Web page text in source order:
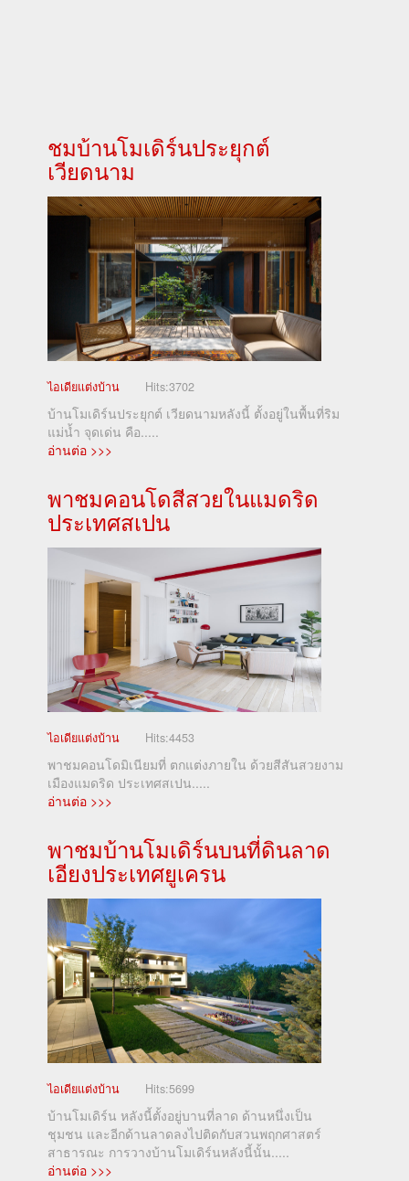
ชมบ้านโมเดิร์นประยุกต์
เวียดนาม
ไอเดียแต่งบ้าน Hits:3702
บ้านโมเดิร์นประยุกต์ เวียดนามหลังนี้ ตั้งอยู่ในพื้นที่ริม
แม่น้ำ จุดเด่น คือ.....
อ่านต่อ >>>
พาชมคอนโดสีสวยในแมดริด
ประเทศสเปน
ไอเดียแต่งบ้าน Hits:4453
พาชมคอนโดมิเนียมที่ ตกแต่งภายใน ด้วยสีสันสวยงาม
เมืองแมดริด ประเทศสเปน.....
อ่านต่อ >>>
พาชมบ้านโมเดิร์นบนที่ดินลาด
เอียงประเทศยูเครน
ไอเดียแต่งบ้าน Hits:5699
บ้านโมเดิร์น หลังนี้ตั้งอยู่บานที่ลาด ด้านหนึ่งเป็น
ชุมชน และอีกด้านลาดลงไปติดกับสวนพฤกศาสตร์
สาธารณะ การวางบ้านโมเดิร์นหลังนี้นั้น.....
อ่านต่อ >>>